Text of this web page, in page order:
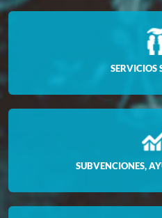
SERVICIOS
SUBVENCIONES,